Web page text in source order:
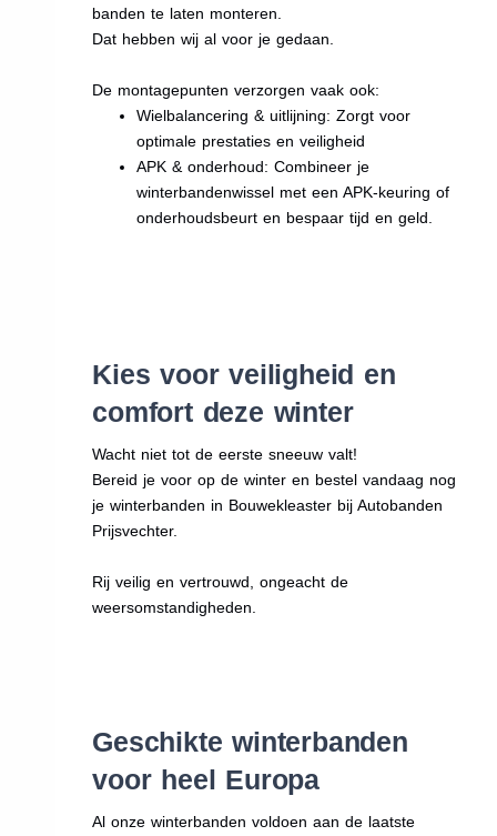
banden te laten monteren.
Dat hebben wij al voor je gedaan.
De montagepunten verzorgen vaak ook:
Wielbalancering & uitlijning: Zorgt voor
optimale prestaties en veiligheid
APK & onderhoud: Combineer je
winterbandenwissel met een APK-keuring of
onderhoudsbeurt en bespaar tijd en geld.
Kies voor veiligheid en
comfort deze winter
Wacht niet tot de eerste sneeuw valt!
Bereid je voor op de winter en bestel vandaag nog
je winterbanden in Bouwekleaster bij Autobanden
Prijsvechter.
Rij veilig en vertrouwd, ongeacht de
weersomstandigheden.
Geschikte winterbanden
voor heel Europa
Al onze winterbanden voldoen aan de laatste